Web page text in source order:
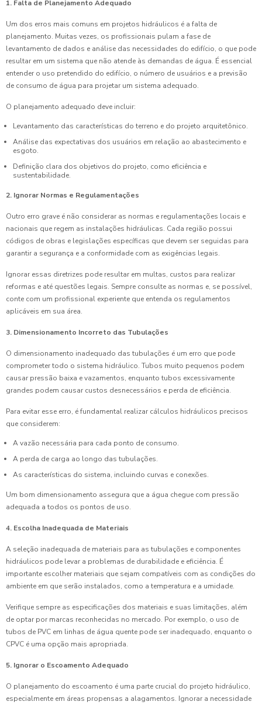
1. Falta de Planejamento Adequado
Um dos erros mais comuns em projetos hidráulicos é a falta de
planejamento. Muitas vezes, os profissionais pulam a fase de
levantamento de dados e análise das necessidades do edifício, o que pode
resultar em um sistema que não atende às demandas de água. É essencial
entender o uso pretendido do edifício, o número de usuários e a previsão
de consumo de água para projetar um sistema adequado.
O planejamento adequado deve incluir:
Levantamento das características do terreno e do projeto arquitetônico.
Análise das expectativas dos usuários em relação ao abastecimento e
esgoto.
Definição clara dos objetivos do projeto, como eficiência e
sustentabilidade.
2. Ignorar Normas e Regulamentações
Outro erro grave é não considerar as normas e regulamentações locais e
nacionais que regem as instalações hidráulicas. Cada região possui
códigos de obras e legislações específicas que devem ser seguidas para
garantir a segurança e a conformidade com as exigências legais.
Ignorar essas diretrizes pode resultar em multas, custos para realizar
reformas e até questões legais. Sempre consulte as normas e, se possível,
conte com um profissional experiente que entenda os regulamentos
aplicáveis em sua área.
3. Dimensionamento Incorreto das Tubulações
O dimensionamento inadequado das tubulações é um erro que pode
comprometer todo o sistema hidráulico. Tubos muito pequenos podem
causar pressão baixa e vazamentos, enquanto tubos excessivamente
grandes podem causar custos desnecessários e perda de eficiência.
Para evitar esse erro, é fundamental realizar cálculos hidráulicos precisos
que considerem:
A vazão necessária para cada ponto de consumo.
A perda de carga ao longo das tubulações.
As características do sistema, incluindo curvas e conexões.
Um bom dimensionamento assegura que a água chegue com pressão
adequada a todos os pontos de uso.
4. Escolha Inadequada de Materiais
A seleção inadequada de materiais para as tubulações e componentes
hidráulicos pode levar a problemas de durabilidade e eficiência. É
importante escolher materiais que sejam compatíveis com as condições do
ambiente em que serão instalados, como a temperatura e a umidade.
Verifique sempre as especificações dos materiais e suas limitações, além
de optar por marcas reconhecidas no mercado. Por exemplo, o uso de
tubos de PVC em linhas de água quente pode ser inadequado, enquanto o
CPVC é uma opção mais apropriada.
5. Ignorar o Escoamento Adequado
O planejamento do escoamento é uma parte crucial do projeto hidráulico,
especialmente em áreas propensas a alagamentos. Ignorar a necessidade